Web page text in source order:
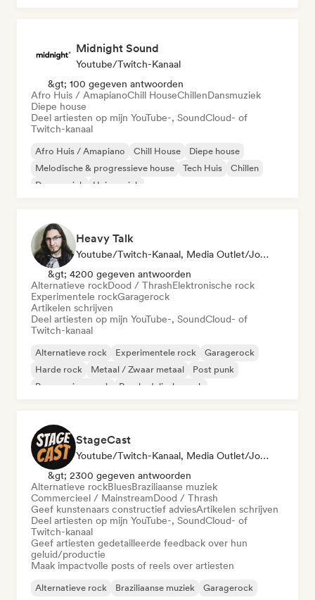
Midnight Sound
Youtube/Twitch-Kanaal
&gt; 100 gegeven antwoorden
Afro Huis / AmapianoChill HouseChillenDansmuziek
Diepe house
Deel artiesten op mijn YouTube-, SoundCloud- of
Twitch-kanaal
Afro Huis / Amapiano Chill House
Diepe house
Melodische & progressieve house
Tech Huis
Chillen
Dansmuziek
Huismuziek
Heavy Talk
Youtube/Twitch-Kanaal, Media Outlet/Journalist
&gt; 4200 gegeven antwoorden
Alternatieve rockDood / ThrashElektronische rock
Experimentele rockGaragerock
Artikelen schrijven
Deel artiesten op mijn YouTube-, SoundCloud- of
Twitch-kanaal
Alternatieve rock Experimentele rock
Garagerock
Harde rock
Metaal / Zwaar metaal
Post punk
Progressieve rock
Psychedelische rock
StageCast
Youtube/Twitch-Kanaal, Media Outlet/Journalist, Mentor, Sociale Media Beïnvloeder, Geluidsexpert
&gt; 2300 gegeven antwoorden
Alternatieve rockBluesBraziliaanse muziek
Commercieel / MainstreamDood / Thrash
Geef kunstenaars constructief adviesArtikelen schrijven
Deel artiesten op mijn YouTube-, SoundCloud- of
Twitch-kanaal
Geef artiesten gedetailleerde feedback over hun
geluid/productie
Maak impactvolle posts of reels over artiesten
Alternatieve rock Braziliaanse muziek Garagerock